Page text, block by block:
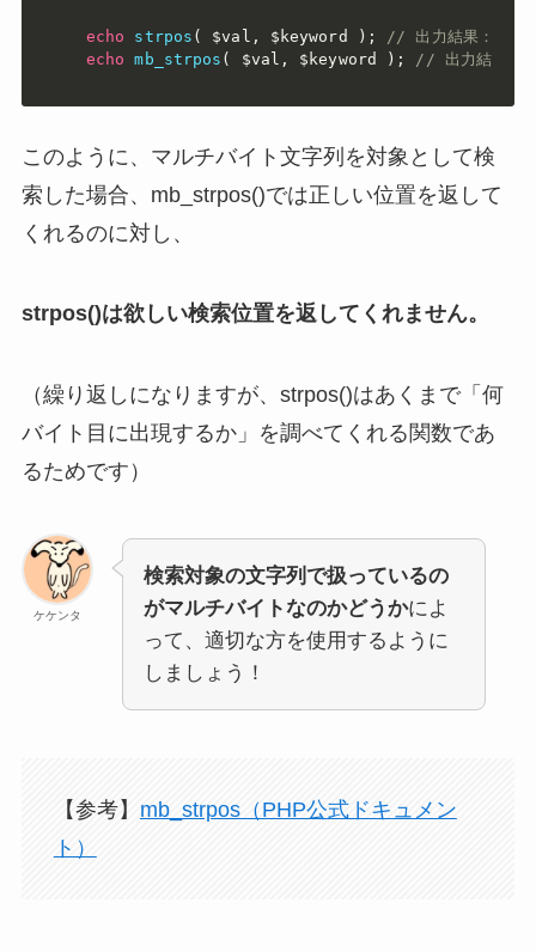
echo strpos ( $val , $keyword ) ;
// 出力結果：16
echo
mb_strpos ( $val , $keyword ) ; // 出力結果：6
このように、マルチバイト文字列を対象として検
索した場合、mb_strpos()では正しい位置を返して
くれるのに対し、
strpos()は欲しい検索位置を返してくれません。
（繰り返しになりますが、strpos()はあくまで「何
バイト目に出現するか」を調べてくれる関数であ
るためです）
ケケンタ
検索対象の文字列で扱っているの
がマルチバイトなのかどうかによ
って、適切な方を使用するように
しましょう！
【参考】 mb_strpos（PHP公式ドキュメン
ト）